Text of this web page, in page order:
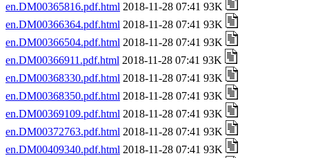
en.DM00365816.pdf.html 2018-11-28 07:41 93K
en.DM00366364.pdf.html 2018-11-28 07:41 93K
en.DM00366504.pdf.html 2018-11-28 07:41 93K
en.DM00366911.pdf.html 2018-11-28 07:41 93K
en.DM00368330.pdf.html 2018-11-28 07:41 93K
en.DM00368350.pdf.html 2018-11-28 07:41 93K
en.DM00369109.pdf.html 2018-11-28 07:41 93K
en.DM00372763.pdf.html 2018-11-28 07:41 93K
en.DM00409340.pdf.html 2018-11-28 07:41 93K